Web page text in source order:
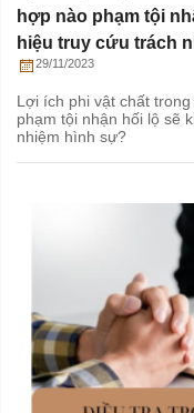
hợp nào phạm tội
hiệu truy cứu trách
29/11/2023
Lợi ích phi vật chất
phạm tội nhận hối lộ sẽ
nhiệm hình sự?